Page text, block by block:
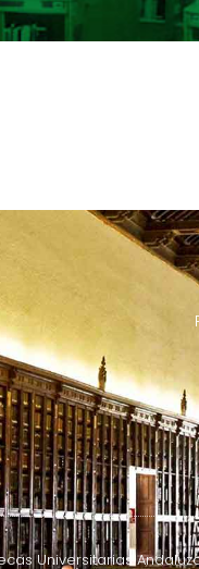
Universitarias